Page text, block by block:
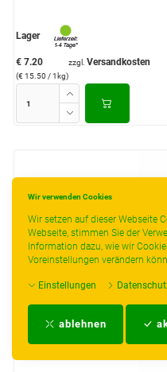
Wir verwenden Cookies
Wir setzen auf dieser Webseite
Webseite, stimmen Sie der
Information dazu, wie wir
Voreinstellungen verändern
Einstellungen
ablehnen
Lager
€ 7.20
(€ 15.50 / 1kg)
zzgl. Versandkosten